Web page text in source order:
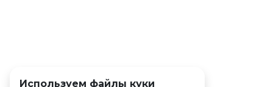
Используем файлы куки